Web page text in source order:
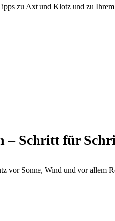
zu Axt und Klotz und zu Ihrem
– Schritt für
vor Sonne, Wind und vor allem